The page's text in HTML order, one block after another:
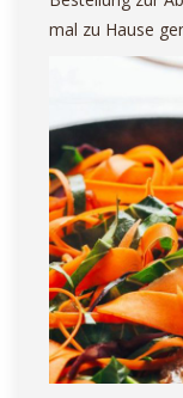
mal zu Hause